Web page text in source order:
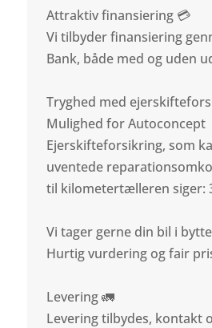
Attraktiv finansiering 💳
Vi tilbyder finansiering
Bank, både med og uden
Tryghed med
Mulighed for Autoconcept
Ejerskifteforsikring, som
uventede
til kilometertælleren siger:
Vi tager gerne din bil i
Hurtig vurdering og fair
Levering 🚛
Levering tilbydes, kontakt